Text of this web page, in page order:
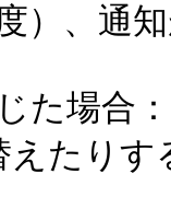
）、通
場合
えたり